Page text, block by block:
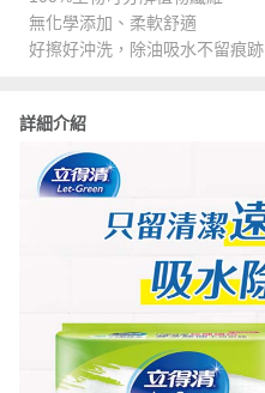
無化學添加、柔軟舒適
好擦好沖洗，除油吸水不留痕跡
詳細介紹